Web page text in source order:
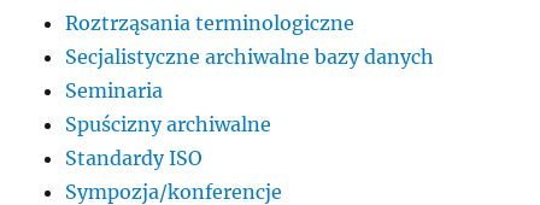
Roztrząsania terminologiczne
Secjalistyczne archiwalne bazy danych
Seminaria
Spuścizny archiwalne
Standardy ISO
Sympozja/konferencje